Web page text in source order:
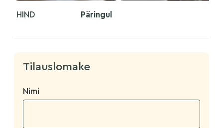
HIND Päringul
Tilauslomake
Nimi